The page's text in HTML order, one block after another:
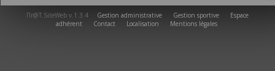
Πr@T.SiteWeb v.1.3.4 Gestion administrative Gestion sportive
Espace
adhérent
Contact Localisation Mentions légales